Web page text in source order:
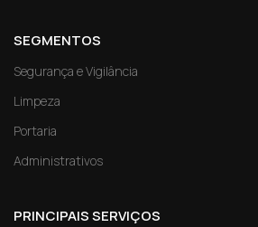
SEGMENTOS
Segurança e Vigilância
Limpeza
Portaria
Administrativos
PRINCIPAIS SERVIÇOS